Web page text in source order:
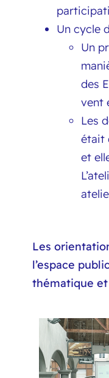
Un cycle
Un
des
vent
Les
était
et
Les
l’espace
thématique